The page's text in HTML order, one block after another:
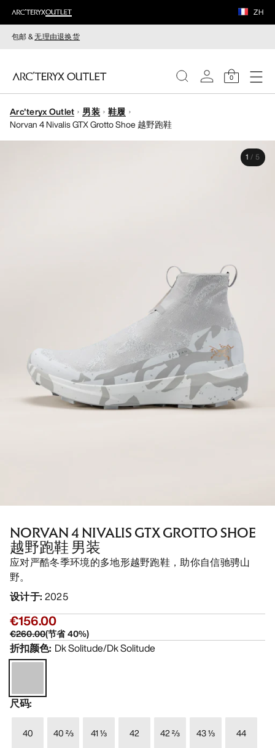
ZH
包邮 &无理由退换货
0
女装
Arc'teryx Outlet 男装
鞋履
Norvan 4 Nivalis GTX Grotto Shoe 越野跑鞋
1 / 5
NORVAN 4 NIVALIS GTX GROTTO SHOE
越野跑鞋 男装
应对严酷冬季环境的多地形越野跑鞋，助你自信驰骋山
野。
设计于: 2025
€156.00
€260.00(节省40%)
折扣颜色: Dk Solitude/Dk Solitude
尺码:
40 40 ⅔ 41 ⅓ 42 42 ⅔ 43 ⅓ 44